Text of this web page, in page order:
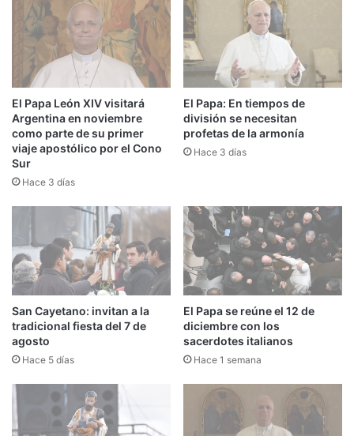
El Papa León XIV visitará
Argentina en noviembre
como parte de su primer
viaje apostólico por el Cono
Sur
Hace 3 días
El Papa: En tiempos de
división se necesitan
profetas de la armonía
Hace 3 días
San Cayetano: invitan a la
tradicional fiesta del 7 de
agosto
Hace 5 días
El Papa se reúne el 12 de
diciembre con los
sacerdotes italianos
Hace 1 semana